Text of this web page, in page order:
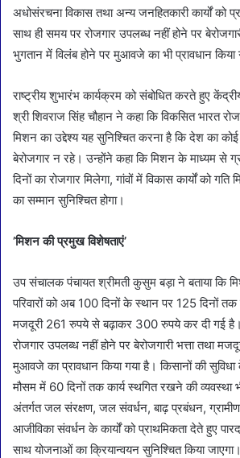
अधोसंरचना विकास तथा अन्य जनहितकारी कार्यों को
साथ ही समय पर रोजगार उपलब्ध नहीं होने पर
भुगतान में विलंब होने पर मुआवजे का भी प्रावधान किया
राष्ट्रीय शुभारंभ कार्यक्रम को संबोधित करते हुए
श्री शिवराज सिंह चौहान ने कहा कि विकसित भारत
मिशन का उद्देश्य यह सुनिश्चित करना है कि देश का
बेरोजगार न रहे। उन्होंने कहा कि मिशन के माध्यम से
दिनों का रोजगार मिलेगा, गांवों में विकास कार्यों को
का सम्मान सुनिश्चित होगा।
’मिशन की प्रमुख विशेषताएं’
उप संचालक पंचायत श्रीमती कुसुम बड़ा ने बताया कि
परिवारों को अब 100 दिनों के स्थान पर 125 दिनों
मजदूरी 261 रुपये से बढ़ाकर 300 रुपये कर दी गई है।
रोजगार उपलब्ध नहीं होने पर बेरोजगारी भत्ता तथा
मुआवजे का प्रावधान किया गया है। किसानों की
मौसम में 60 दिनों तक कार्य स्थगित रखने की
अंतर्गत जल संरक्षण, जल संवर्धन, बाढ़ प्रबंधन, ग्रामीण
आजीविका संवर्धन के कार्यों को प्राथमिकता देते हुए
साथ योजनाओं का क्रियान्वयन सुनिश्चित किया जाएगा।